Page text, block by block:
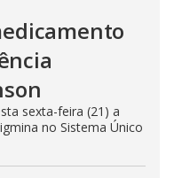
sexta-feira (21) a
no Sistema Único